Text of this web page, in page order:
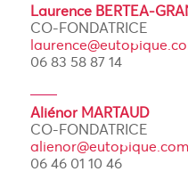
Laurence BERTEA-
CO-FONDATRICE
06 83 58 87 14
Aliénor MARTAUD
CO-FONDATRICE
alienor@eutopique.com
06 46 01 10 46